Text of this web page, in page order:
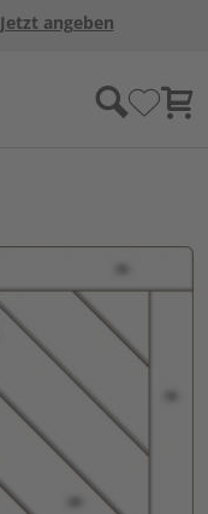
Jetzt angeben